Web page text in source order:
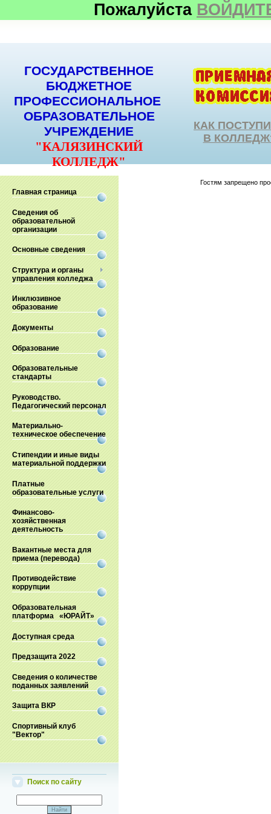
Пожалуйста
ГОСУДАРСТВЕННОЕ
БЮДЖЕТНОЕ
ПРОФЕССИОНАЛЬНОЕ
ОБРАЗОВАТЕЛЬНОЕ
УЧРЕЖДЕНИЕ
"КАЛЯЗИНСКИЙ
КОЛЛЕДЖ"
КАК
В
Главная страница
Сведения об
образовательной
организации
Основные сведения
Структура и органы
управления колледжа
Инклюзивное
образование
Документы
Образование
Образовательные
стандарты
Руководство.
Педагогический персонал
Материально-
техническое обеспечение
Стипендии и иные виды
материальной поддержки
Платные
образовательные услуги
Финансово-
хозяйственная
деятельность
Вакантные места для
приема (перевода)
Противодействие
коррупции
Образовательная
платформа «ЮРАЙТ»
Доступная среда
Предзащита 2022
Сведения о количестве
поданных заявлений
Защита ВКР
Спортивный клуб
"Вектор"
Поиск по сайту
Гостям запрещено